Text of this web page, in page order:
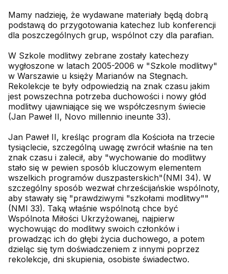
Mamy nadzieję, że wydawane materiały będą dobrą
podstawą do przygotowania katechez lub konferencji
dla poszczególnych grup, wspólnot czy dla parafian.
W Szkole modlitwy zebrane zostały katechezy
wygłoszone w latach 2005-2006 w "Szkole modlitwy"
w Warszawie u księży Marianów na Stegnach.
Rekolekcje te były odpowiedzią na znak czasu jakim
jest powszechna potrzeba duchowości i nowy głód
modlitwy ujawniające się we współczesnym świecie
(Jan Paweł II, Novo millennio ineunte 33).
Jan Paweł II, kreśląc program dla Kościoła na trzecie
tysiąclecie, szczególną uwagę zwrócił właśnie na ten
znak czasu i zalecił, aby "wychowanie do modlitwy
stało się w pewien sposób kluczowym elementem
wszelkich programów duszpasterskich"(NMI 34). W
szczególny sposób wezwał chrześcijańskie wspólnoty,
aby stawały się "prawdziwymi "szkołami modlitwy""
(NMI 33). Taką właśnie wspólnotą chce być
Wspólnota Miłości Ukrzyżowanej, najpierw
wychowując do modlitwy swoich członków i
prowadząc ich do głębi życia duchowego, a potem
dzieląc się tym doświadczeniem z innymi poprzez
rekolekcje, dni skupienia, osobiste świadectwo.